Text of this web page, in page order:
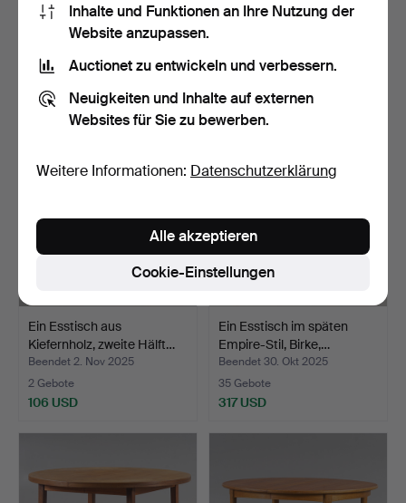
Ein Tischgestell aus
Kiefernholz, zweite H…
Beendet 11. Nov 2025
43 USD
Ein Mahagoni-Esstisch, AB
Beendet 3. Nov 2025
74 USD
Ein Esstisch aus
Kiefernholz, zweite Hälft…
Beendet 2. Nov 2025
2 Gebote
106 USD
Ein Esstisch im späten
Empire-Stil, Birke,…
Beendet 30. Okt 2025
35 Gebote
317 USD
Inhalte und Funktionen an Ihre Nutzung der
Website anzupassen.
Auctionet zu entwickeln und verbessern.
Neuigkeiten und Inhalte auf externen
Websites für Sie zu bewerben.
Weitere Informationen: Datenschutzerklärung
Cookie-Einstellungen
Alle akzeptieren